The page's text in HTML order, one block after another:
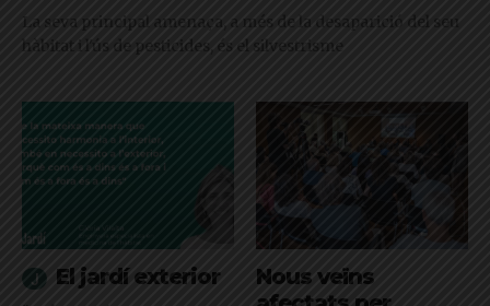
La seva principal amenaça, a més de la desaparició del seu
hàbitat i l'ús de pesticides, és el silvestrisme
El jardí exterior
Nous veïns